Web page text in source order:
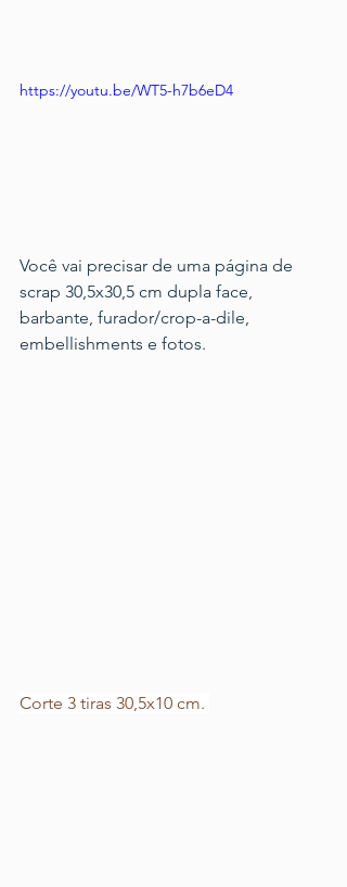
https://youtu.be/WT5-h7b6eD4
Você vai precisar de uma página de
scrap 30,5x30,5 cm dupla face,
barbante, furador/crop-a-dile,
embellishments e fotos.
Corte 3 tiras 30,5x10 cm.